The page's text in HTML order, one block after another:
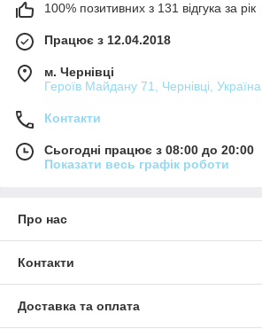
100% позитивних з 131 відгука за рік
Працює з 12.04.2018
м. Чернівці
Героїв Майдану 71, Чернівці, Україна
Контакти
Сьогодні працює з 08:00 до 20:00
Показати весь графік роботи
Про нас
Контакти
Доставка та оплата